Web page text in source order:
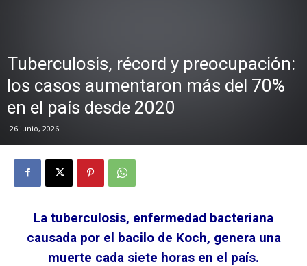
Tuberculosis, récord y preocupación:
los casos aumentaron más del 70%
en el país desde 2020
26 junio, 2026
La tuberculosis, enfermedad bacteriana
causada por el bacilo de Koch, genera una
muerte cada siete horas en el país.